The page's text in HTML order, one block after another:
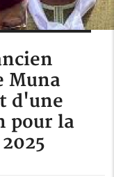
Muna
d'une
pour la